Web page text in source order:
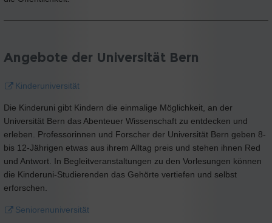
Angebote der Universität Bern
Kinderuniversität
Die Kinderuni gibt Kindern die einmalige Möglichkeit, an der
Universität Bern das Abenteuer Wissenschaft zu entdecken und
erleben. Professorinnen und Forscher der Universität Bern geben 8-
bis 12-Jährigen etwas aus ihrem Alltag preis und stehen ihnen Red
und Antwort. In Begleitveranstaltungen zu den Vorlesungen können
die Kinderuni-Studierenden das Gehörte vertiefen und selbst
erforschen.
Seniorenuniversität